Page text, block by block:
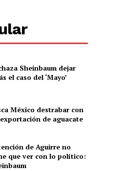
Sheinbaum dejar
el caso del ‘Mayo’
México destrabar con
de aguacate
de Aguirre no
que ver con lo político: